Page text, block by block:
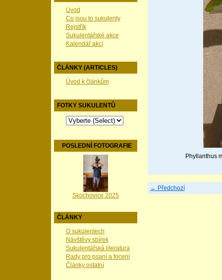
Úvod
Co jsou to sukulenty
Rejstřík
Sukulentářské akce
Kalendář akcí
ČLÁNKY (ARTICLES)
Úvod k článkům
FOTKY SUKULENTŮ
POSLEDNÍ FOTOGRAFIE
Skochovice 2025
ČLÁNKY
O sukulentech
Návštěvy sbírek
Sukulentářská literatura
Rady pro psaní a focení
Články ostatní
Phyllanthus
← Předchozí